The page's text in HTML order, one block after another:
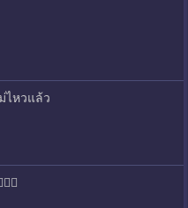
ไหวแล้ว